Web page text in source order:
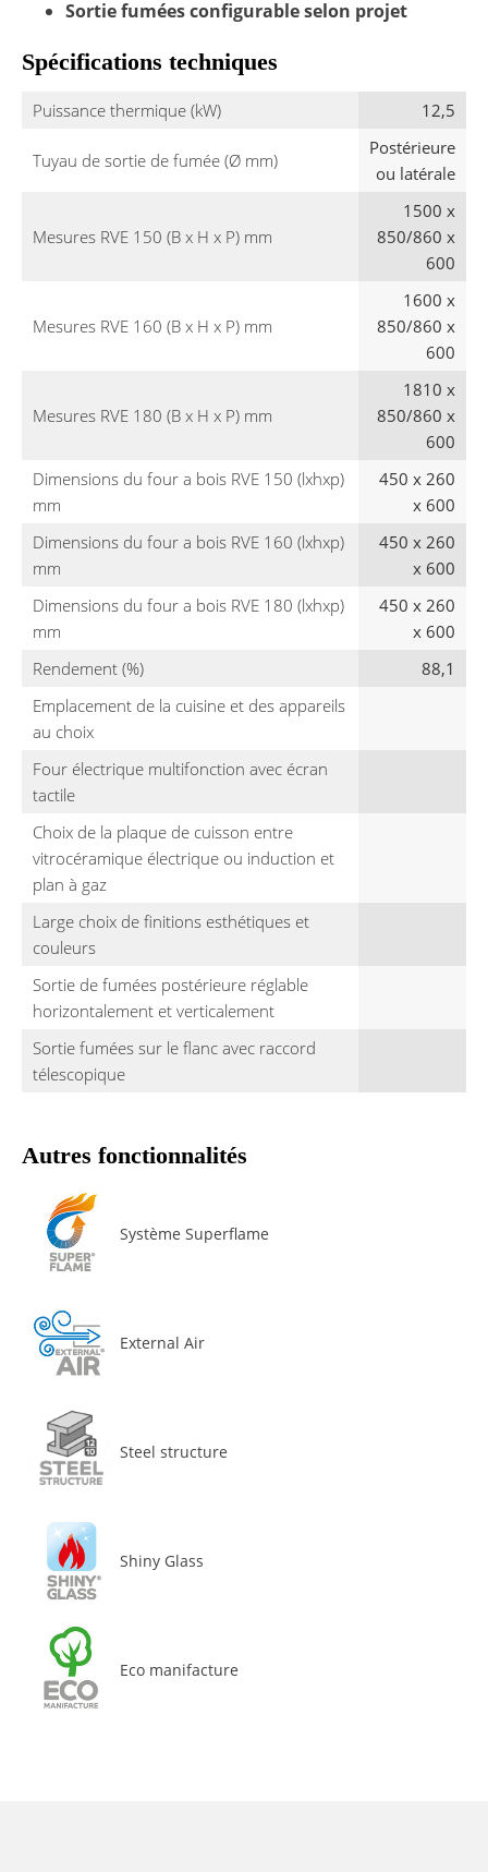
Sortie fumées configurable selon projet
Spécifications techniques
Puissance thermique (kW) 12,5
Tuyau de sortie de fumée (Ø mm)
Postérieure
ou latérale
Mesures RVE 150 (B x H x P) mm
1500 x
850/860 x
600
Mesures RVE 160 (B x H x P) mm
1600 x
850/860 x
600
Mesures RVE 180 (B x H x P) mm
1810 x
850/860 x
600
Dimensions du four a bois RVE 150 (lxhxp)
mm
450 x 260
x 600
Dimensions du four a bois RVE 160 (lxhxp)
mm
450 x 260
x 600
Dimensions du four a bois RVE 180 (lxhxp)
mm
450 x 260
x 600
Rendement (%)
88,1
Emplacement de la cuisine et des appareils
au choix
Four électrique multifonction avec écran
tactile
Choix de la plaque de cuisson entre
vitrocéramique électrique ou induction et
plan à gaz
Large choix de finitions esthétiques et
couleurs
Sortie de fumées postérieure réglable
horizontalement et verticalement
Sortie fumées sur le flanc avec raccord
télescopique
Autres fonctionnalités
Système Superflame
External Air
Steel structure
Shiny Glass
Eco manifacture